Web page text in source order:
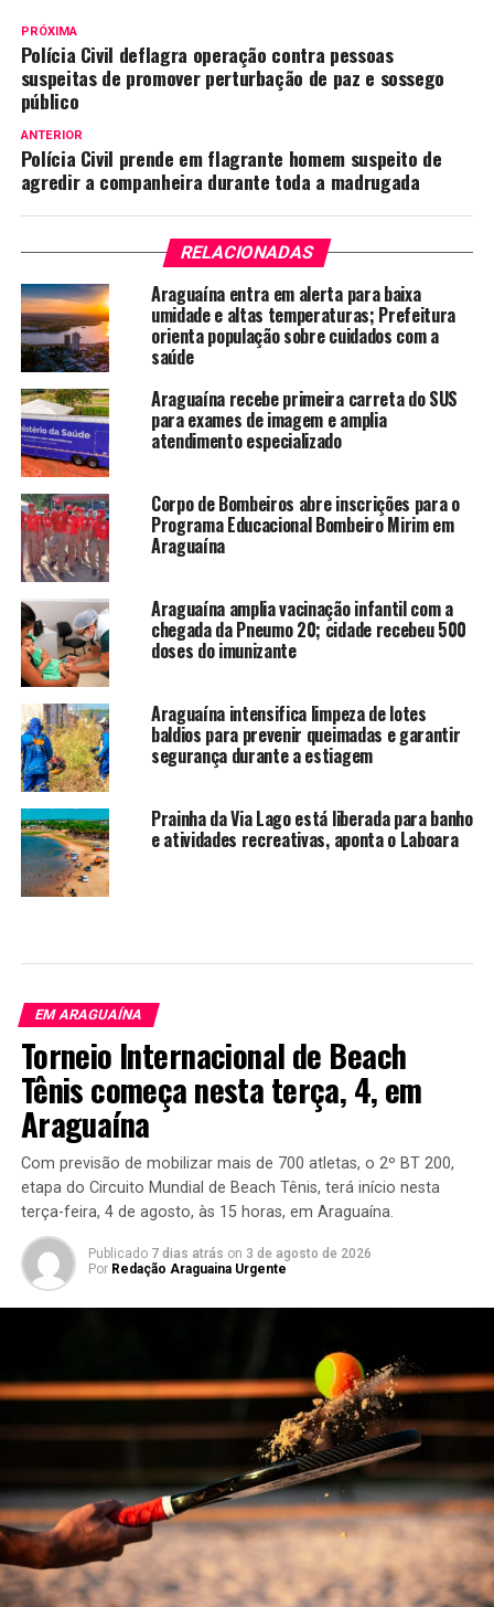
PRÓXIMA
Polícia Civil deflagra operação contra pessoas
suspeitas de promover perturbação de paz e sossego
público
ANTERIOR
Polícia Civil prende em flagrante homem suspeito de
agredir a companheira durante toda a madrugada
RELACIONADAS
Araguaína entra em alerta para baixa
umidade e altas temperaturas; Prefeitura
orienta população sobre cuidados com a
saúde
Araguaína recebe primeira carreta do SUS
para exames de imagem e amplia
atendimento especializado
Corpo de Bombeiros abre inscrições para o
Programa Educacional Bombeiro Mirim em
Araguaína
Araguaína amplia vacinação infantil com a
chegada da Pneumo 20; cidade recebeu 500
doses do imunizante
Araguaína intensifica limpeza de lotes
baldios para prevenir queimadas e garantir
segurança durante a estiagem
Prainha da Via Lago está liberada para banho
e atividades recreativas, aponta o Laboara
EM ARAGUAÍNA
Torneio Internacional de Beach
Tênis começa nesta terça, 4, em
Araguaína
Com previsão de mobilizar mais de 700 atletas, o 2º BT 200,
etapa do Circuito Mundial de Beach Tênis, terá início nesta
terça-feira, 4 de agosto, às 15 horas, em Araguaína.
Publicado 7 dias atrás on 3 de agosto de 2026
Por Redação Araguaina Urgente